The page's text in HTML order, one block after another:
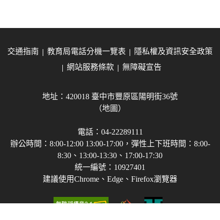
交通指南 教育局電話分機一覽表
隱私權及資訊安全政策
網站服務條款
無障礙宣告
地址：420018 臺中市豐原區陽明街36號
（地圖）
電話：04-22289111
辦公時間：8:00-12:00 13:00-17:00，彈性上下班時間：8:00-
8:30、13:00-13:30、17:00-17:30
統一編號：10927401
建議使用Chrome、Edge、Firefox瀏覽器